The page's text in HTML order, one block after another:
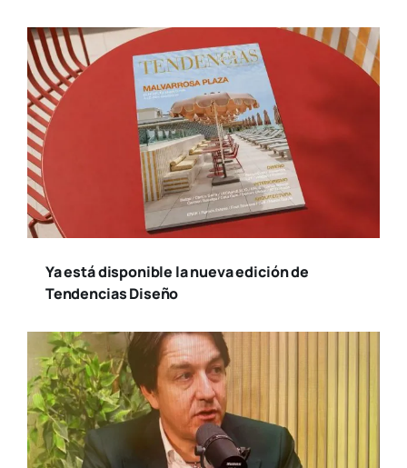
Ya está disponible la nueva edición de
Tendencias Diseño